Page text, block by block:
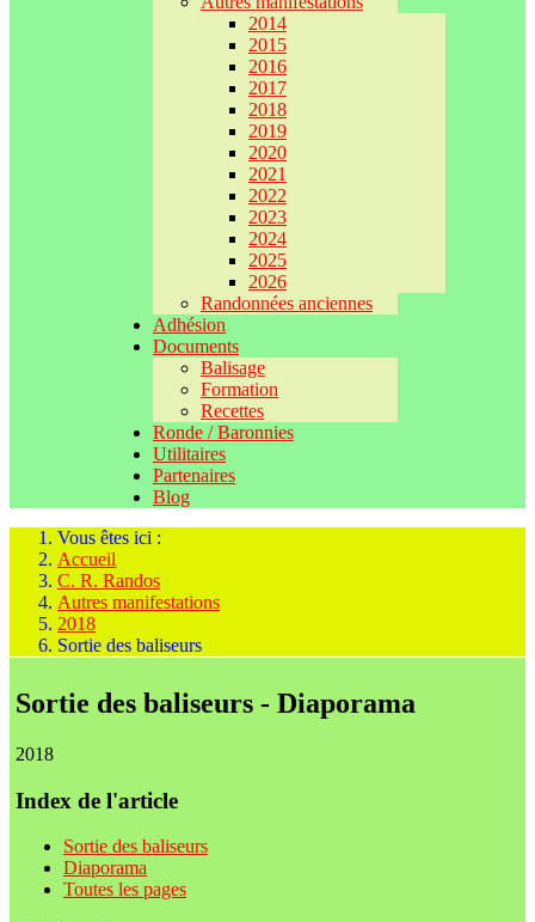
2014
2015
2016
2017
2018
2019
2020
2021
2022
2023
2024
2025
2026
Randonnées anciennes
Adhésion
Documents
Balisage
Formation
Recettes
Ronde / Baronnies
Utilitaires
Partenaires
Blog
Vous êtes ici :
Accueil
C. R. Randos
Autres manifestations
2018
Sortie des baliseurs
Sortie des baliseurs - Diaporama
2018
Index de l'article
Sortie des baliseurs
Diaporama
Toutes les pages